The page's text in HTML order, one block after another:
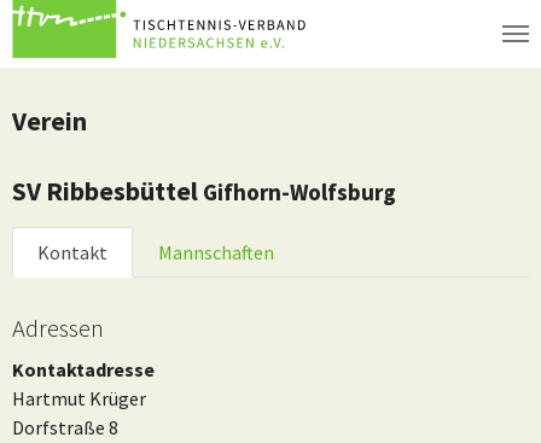
Zum Hauptinhalt springen
Verein
SV Ribbesbüttel Gifhorn-Wolfsburg
Kontakt Mannschaften
Adressen
Kontaktadresse
Hartmut Krüger
Dorfstraße 8